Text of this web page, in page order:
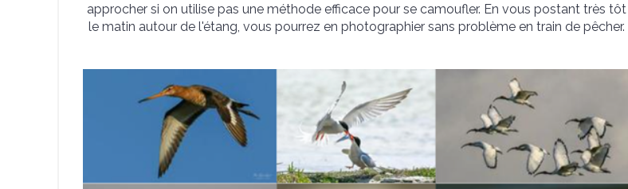
approcher si on utilise pas une méthode efficace pour se camoufler. En vous postant très tôt
le matin autour de l'étang, vous pourrez en photographier sans problème en train de pêcher.